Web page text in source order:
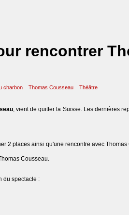
rencontrer
charbon Thomas Cousseau Théâtre
, vient de quitter la Suisse. Les dernières
2 places ainsi qu'une rencontre avec
Cousseau.
du spectacle :